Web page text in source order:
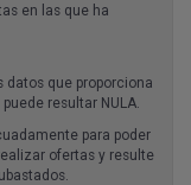
en las que ha
datos que proporciona
resultar NULA.
para poder
ofertas y resulte